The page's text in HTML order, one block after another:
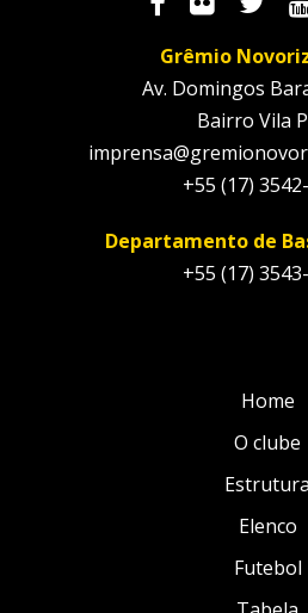
Grêmio
Av. Domingos
Bairro Vila
+55 (17)
Departamento de
+55 (17)
Home
O clube
Estrutura
Elenco
Futebol